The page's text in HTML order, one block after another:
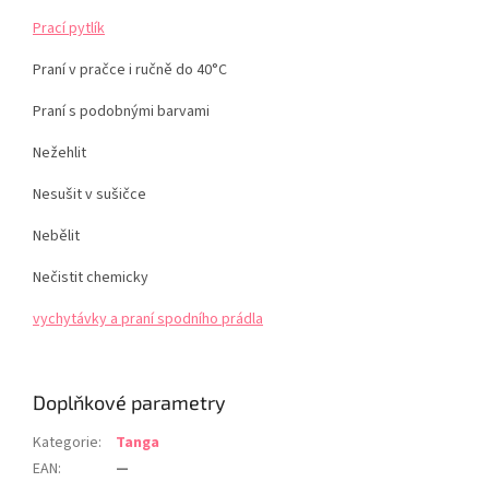
Prací pytlík
Praní v pračce i ručně do 40°C
Praní s podobnými barvami
Nežehlit
Nesušit v sušičce
Nebělit
Nečistit chemicky
vychytávky a praní spodního prádla
Doplňkové parametry
Kategorie:
Tanga
EAN:
—